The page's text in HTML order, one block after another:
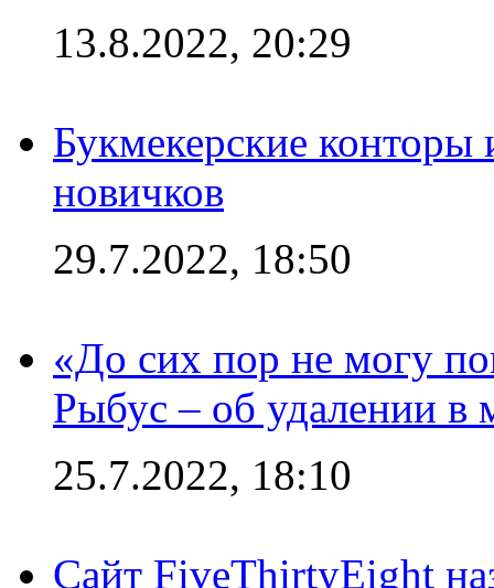
13.8.2022, 20:29
Букмекерские конторы
новичков
29.7.2022, 18:50
«До сих пор не могу
Рыбус – об удалении в
25.7.2022, 18:10
Сайт FiveThirtyEight